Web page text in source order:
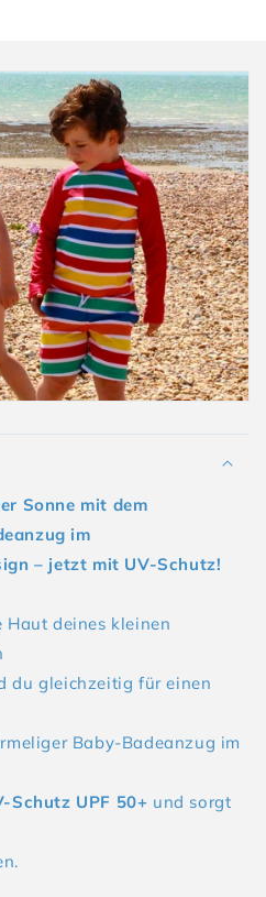
Sonne mit dem
im
– jetzt mit UV-Schutz!
Haut deines kleinen
du gleichzeitig für einen
Baby-Badeanzug im
Schutz UPF 50+ und sorgt